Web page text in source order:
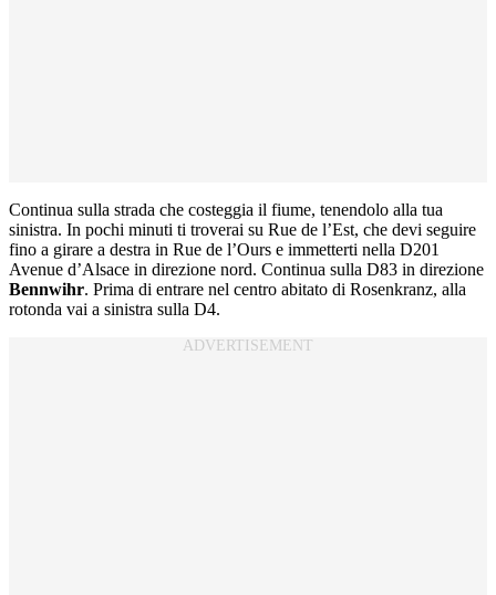
Continua sulla strada che costeggia il fiume, tenendolo alla tua
sinistra. In pochi minuti ti troverai su Rue de l’Est, che devi seguire
fino a girare a destra in Rue de l’Ours e immetterti nella D201
Avenue d’Alsace in direzione nord. Continua sulla D83 in direzione
Bennwihr. Prima di entrare nel centro abitato di Rosenkranz, alla
rotonda vai a sinistra sulla D4.